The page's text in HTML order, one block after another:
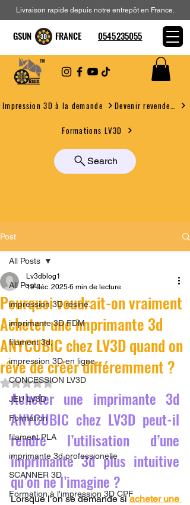
Impression 3D à la demande
Formations LV3D
Search
Livraison rapide depuis notre entrepôt en France.
GSUN FRANCE 0545235055
Post
All Posts
impression 3D résine.
imprimante 3D FDM
filament 3d,
impression 3D en ligne
CONCESSION LV3D
JEU LV3D
Formation
filament PLA
imprimante 3d professionelle
SCANNER 3D
Formation à l'impression 3D CPF
All Posts
Pourquoi voudrait-on vraiment
Acheter une imprimante 3d
ANYCUBIC chez LV3D quand on
rêve de créer différemment ?
Lv3dblog1
19 déc. 2025 6 min de lecture
Noté NaN étoiles sur 5.
Acheter une imprimante 3d
ANYCUBIC chez LV3D peut-il
rendre l’utilisation d’une
imprimante 3d plus intuitive
qu’on ne l’imagine ?
Lorsque l’on se demande si acheter une